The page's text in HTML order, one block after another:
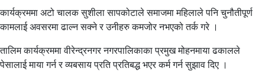
कार्यक्रममा अटो चालक सुशीला सापकोटाले समाजमा महिलाले पनि चुनौतीपूर्ण
कामलाई अवसरमा ढाल्न सक्ने र उनीहरु कमजोर नभएको तर्क गरे ।
तालिम कार्यक्रममा वीरेन्द्रनगर नगरपालिकाका प्रमुख मोहनमाया ढकालले
पेसालाई माया गर्न र व्यबसाय प्रति प्रतिबद्ध भएर कर्म गर्न सुझाव दिए ।